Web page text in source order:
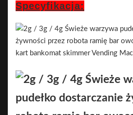
Specyfikacja: